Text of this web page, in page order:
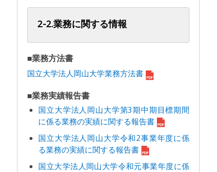
2-2.業務に関する情報
■業務方法書
国立大学法人岡山大学業務方法書
■業務実績報告書
国立大学法人岡山大学第3期中期目標期間
に係る業務の実績に関する報告書
国立大学法人岡山大学令和2事業年度に係
る業務の実績に関する報告書
国立大学法人岡山大学令和元事業年度に係